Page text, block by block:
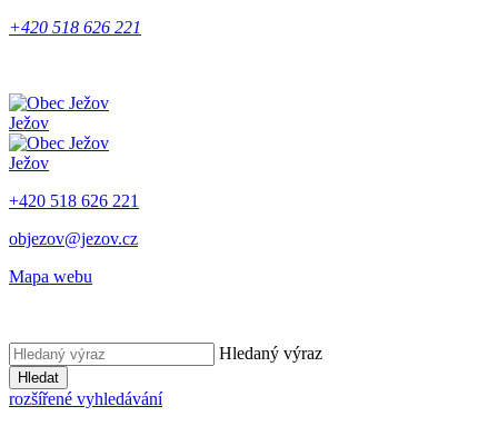
+420 518 626 221
Ježov
Ježov
+420 518 626 221
objezov@jezov.cz
Mapa webu
Hledaný výraz
Hledat
rozšířené vyhledávání